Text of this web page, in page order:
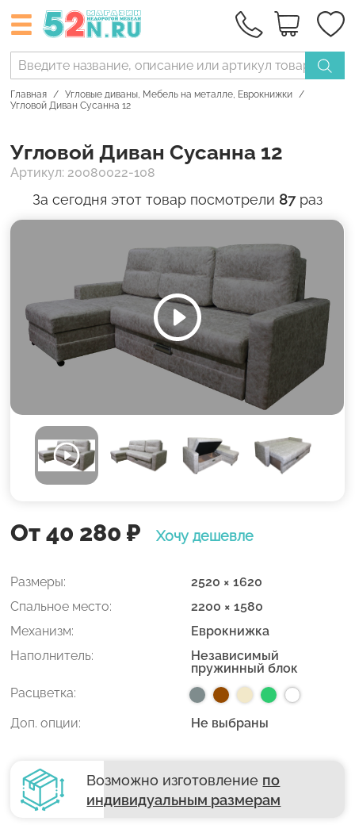
Главная Угловые диваны, Мебель на металле, Еврокнижки
Угловой Диван Сусанна 12
Угловой Диван Сусанна 12
Артикул: 20080022-108
За сегодня этот товар посмотрели 87раз
От 40 280 ₽ Хочу дешевле
Размеры:
2520 × 1620
Спальное место:
2200 × 1580
Механизм:
Еврокнижка
Наполнитель:
Независимый
пружинный блок
Расцветка:
Доп. опции:
Не выбраны
Возможно изготовление по
индивидуальным размерам